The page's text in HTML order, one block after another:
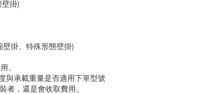
掛)
掛、特殊形態壁掛)
。
與承載重量是否適用下單型號
者，還是會收取費用。